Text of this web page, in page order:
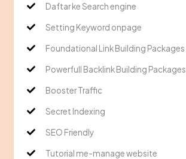
Daftar ke Search engine
Setting Keyword onpage
Foundational Link Building Packages
Powerfull Backlink Building Packages
Booster Traffic
Secret Indexing
SEO Friendly
Tutorial me-manage website